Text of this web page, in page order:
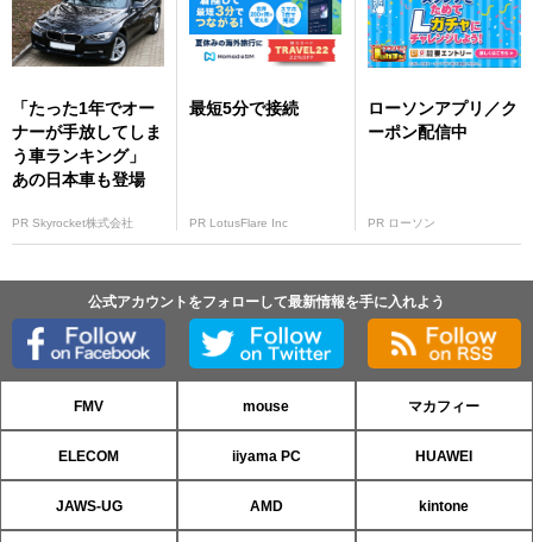
「たった1年でオー
ナーが手放してしま
う車ランキング」
あの日本車も登場
PR Skyrocket株式会社
最短5分で接続
PR LotusFlare Inc
ローソンアプリ／ク
ーポン配信中
PR ローソン
公式アカウントをフォローして最新情報を手に入れよう
FMV mouse マカフィー
ELECOM iiyama PC HUAWEI
JAWS-UG AMD kintone